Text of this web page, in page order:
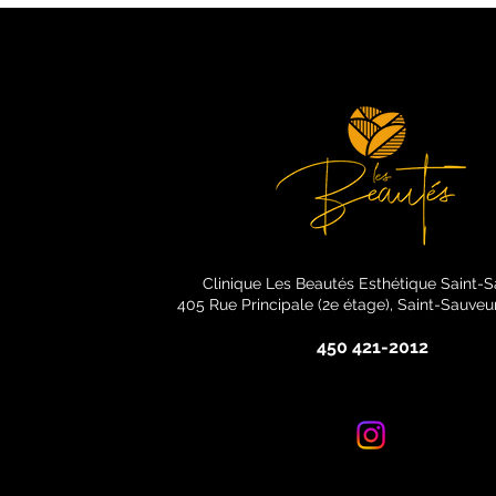
Clinique Les Beautés Esthétique Saint-
405 Rue Principale (2e étage), Saint-
450 421-2012